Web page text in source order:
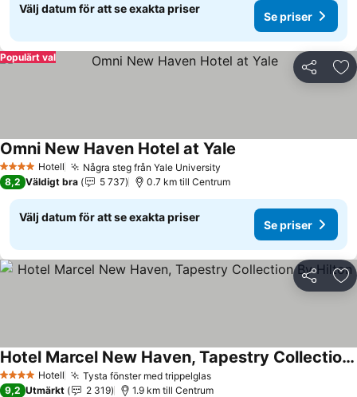
Välj datum för att se exakta priser
Se priser
Dela
Populärt val
4 StjärnorHotell Några steg från Yale University
Omni New Haven Hotel at Yale
8,2 Väldigt bra 5 737 0.7 km till Centrum
Välj datum för att se exakta priser
Se priser
Dela
4 StjärnorHotell Tysta fönster med trippelglasSe priser
Hotel Marcel New Haven, Tapestry Collection By Hilton
Se priser
9,2 Utmärkt 2 319 1.9 km till Centrum